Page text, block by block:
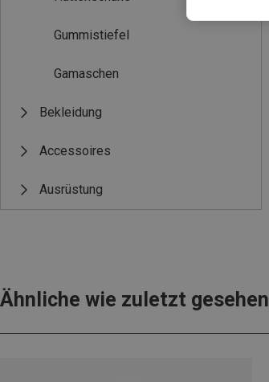
Gummistiefel
Gamaschen
Bekleidung
Accessoires
Ausrüstung
Ähnliche wie zuletzt gesehen